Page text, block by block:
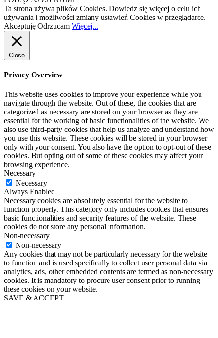
Ta strona używa plików Cookies. Dowiedz się więcej o celu ich
używania i możliwości zmiany ustawień Cookies w przeglądarce.
Akceptuję Odrzucam Więcej...
Close
Privacy Overview
This website uses cookies to improve your experience while you
navigate through the website. Out of these, the cookies that are
categorized as necessary are stored on your browser as they are
essential for the working of basic functionalities of the website. We
also use third-party cookies that help us analyze and understand how
you use this website. These cookies will be stored in your browser
only with your consent. You also have the option to opt-out of these
cookies. But opting out of some of these cookies may affect your
browsing experience.
Necessary
Necessary
Always Enabled
Necessary cookies are absolutely essential for the website to
function properly. This category only includes cookies that ensures
basic functionalities and security features of the website. These
cookies do not store any personal information.
Non-necessary
Non-necessary
Any cookies that may not be particularly necessary for the website
to function and is used specifically to collect user personal data via
analytics, ads, other embedded contents are termed as non-necessary
cookies. It is mandatory to procure user consent prior to running
these cookies on your website.
SAVE & ACCEPT